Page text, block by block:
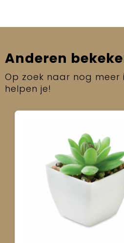
Anderen
Op zoek naar nog meer
helpen je!